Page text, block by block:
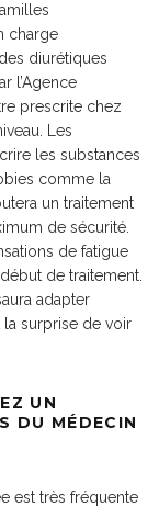
charge
diurétiques
l’Agence
prescrite chez
Les
les substances
comme la
un traitement
de sécurité.
de fatigue
de traitement.
adapter
la surprise de voir
UN
DU MÉDECIN
est très fréquente